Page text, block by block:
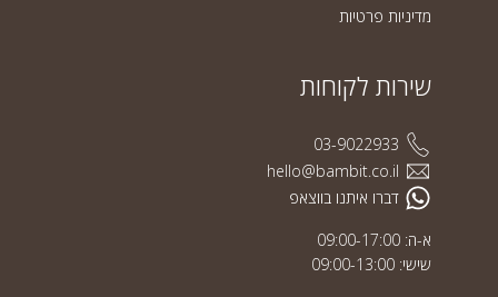
מדיניות פרטיות
שירות לקוחות
03-9022933
hello@bambit.co.il
דברו איתנו בווצאפ
א-ה: 09:00-17:00
שישי: 09:00-13:00